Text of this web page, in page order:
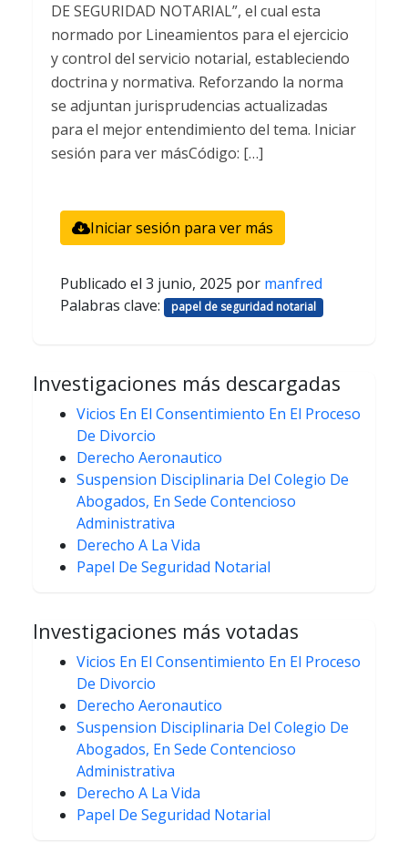
DE SEGURIDAD NOTARIAL”, el cual esta
normado por Lineamientos para el ejercicio
y control del servicio notarial, estableciendo
doctrina y normativa. Reforzando la norma
se adjuntan jurisprudencias actualizadas
para el mejor entendimiento del tema. Iniciar
sesión para ver másCódigo: […]
Iniciar sesión para ver más
Publicado el 3 junio, 2025 por manfred
Palabras clave:
papel de seguridad notarial
Investigaciones más descargadas
Vicios En El Consentimiento En El Proceso
De Divorcio
Derecho Aeronautico
Suspension Disciplinaria Del Colegio De
Abogados, En Sede Contencioso
Administrativa
Derecho A La Vida
Papel De Seguridad Notarial
Investigaciones más votadas
Vicios En El Consentimiento En El Proceso
De Divorcio
Derecho Aeronautico
Suspension Disciplinaria Del Colegio De
Abogados, En Sede Contencioso
Administrativa
Derecho A La Vida
Papel De Seguridad Notarial